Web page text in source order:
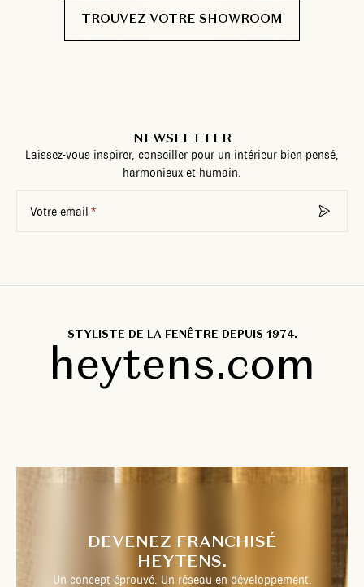
TROUVEZ VOTRE SHOWROOM
NEWSLETTER
Laissez-vous inspirer, conseiller pour un intérieur bien pensé,
harmonieux et humain.
Votre email
STYLISTE DE LA FENÊTRE DEPUIS 1974.
heytens.com
DEVENEZ FRANCHISÉ
HEYTENS.
Un concept éprouvé. Un réseau en développement.